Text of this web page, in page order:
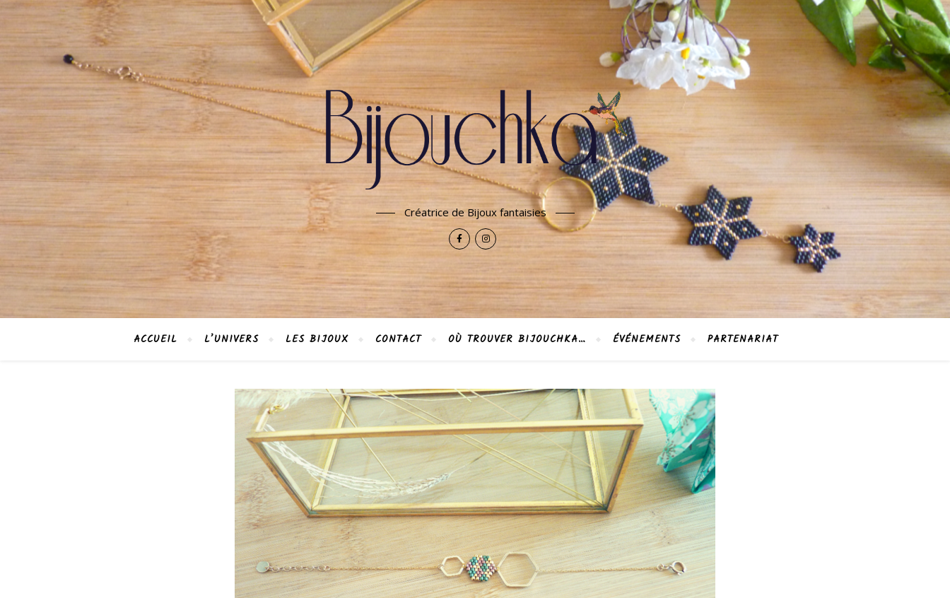
Créatrice de Bijoux fantaisies
ACCUEIL L’UNIVERS LES BIJOUX CONTACT OÙ TROUVER BIJOUCHKA… ÉVÉNEMENTS PARTENARIAT